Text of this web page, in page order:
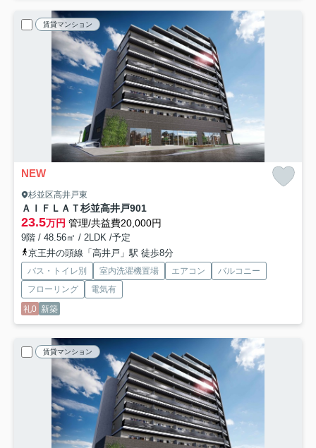
賃貸マンション
NEW
杉並区高井戸東
ＡＩＦＬＡＴ杉並高井戸901
23.5万円 管理/共益費20,000円
9階 / 48.56㎡ / 2LDK /予定
京王井の頭線「高井戸」駅 徒歩8分
バス・トイレ別 室内洗濯機置場 エアコン
バルコニー
フローリング
電気有
礼0 新築
賃貸マンション